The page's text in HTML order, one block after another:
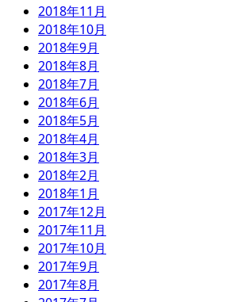
2018年11月
2018年10月
2018年9月
2018年8月
2018年7月
2018年6月
2018年5月
2018年4月
2018年3月
2018年2月
2018年1月
2017年12月
2017年11月
2017年10月
2017年9月
2017年8月